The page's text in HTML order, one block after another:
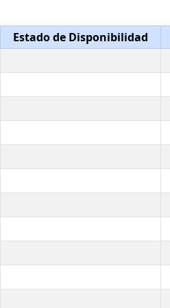
Estado de Disponibilidad